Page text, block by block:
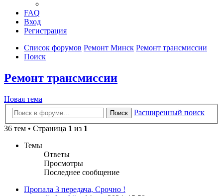
FAQ
Вход
Регистрация
Список форумов Ремонт Минск Ремонт трансмиссии
Поиск
Ремонт трансмиссии
Новая тема
Поиск
Расширенный поиск
36 тем • Страница 1 из 1
Темы
Ответы
Просмотры
Последнее сообщение
Пропала 3 передача, Срочно !